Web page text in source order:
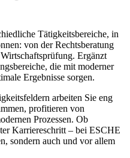
Tätigkeitsbereiche, in
von der Rechtsberatung
Ergänzt
die mit moderner
Ergebnisse sorgen.
arbeiten Sie eng
profitieren von
Prozessen. Ob
Karriereschritt – bei ESCHE
sondern auch und vor allem